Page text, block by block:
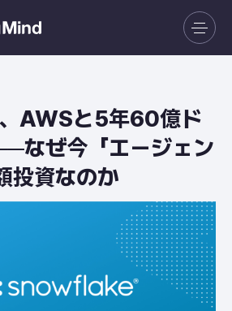
AWSと5年60億ド
なぜ今「エージェン
投資なのか